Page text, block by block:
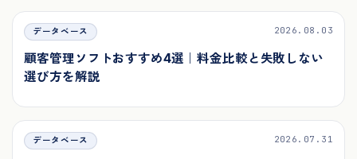
データベース 2026.08.03
顧客管理ソフトおすすめ4選｜料金比較と失敗しない
選び方を解説
データベース 2026.07.31